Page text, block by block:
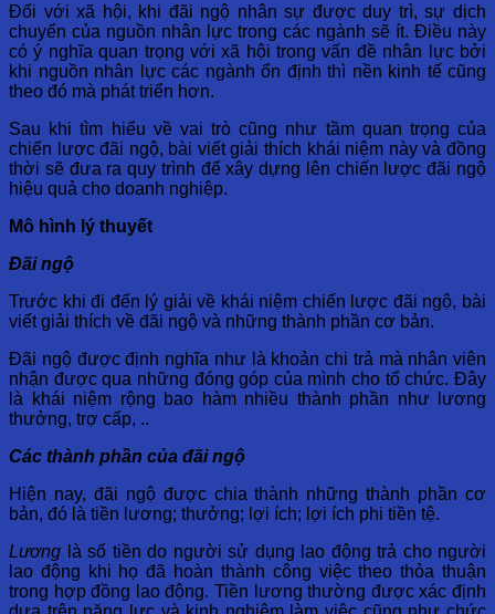
Đối với xã hội, khi đãi ngộ nhân sự được duy trì, sự dịch
chuyển của nguồn nhân lực trong các ngành sẽ ít. Điều này
có ý nghĩa quan trọng với xã hội trong vấn đề nhân lực bởi
khi nguồn nhân lực các ngành ổn định thì nền kinh tế cũng
theo đó mà phát triển hơn.
Sau khi tìm hiểu về vai trò cũng như tầm quan trọng của
chiến lược đãi ngộ, bài viết giải thích khái niệm này và đồng
thời sẽ đưa ra quy trình để xây dựng lên chiến lược đãi ngộ
hiệu quả cho doanh nghiệp.
Mô hình lý thuyết
Đãi ngộ
Trước khi đi đến lý giải về khái niệm chiến lược đãi ngộ, bài
viết giải thích về đãi ngộ và những thành phần cơ bản.
Đãi ngộ được định nghĩa như là khoản chi trả mà nhân viên
nhận được qua những đóng góp của mình cho tổ chức. Đây
là khái niệm rộng bao hàm nhiều thành phần như lương
thưởng, trợ cấp, ..
Các thành phần của đãi ngộ
Hiện nay, đãi ngộ được chia thành những thành phần cơ
bản, đó là tiền lương; thưởng; lợi ích; lợi ích phi tiền tệ.
Lương là số tiền do người sử dụng lao động trả cho người
lao động khi họ đã hoàn thành công việc theo thỏa thuận
trong hợp đồng lao động. Tiền lương thường được xác định